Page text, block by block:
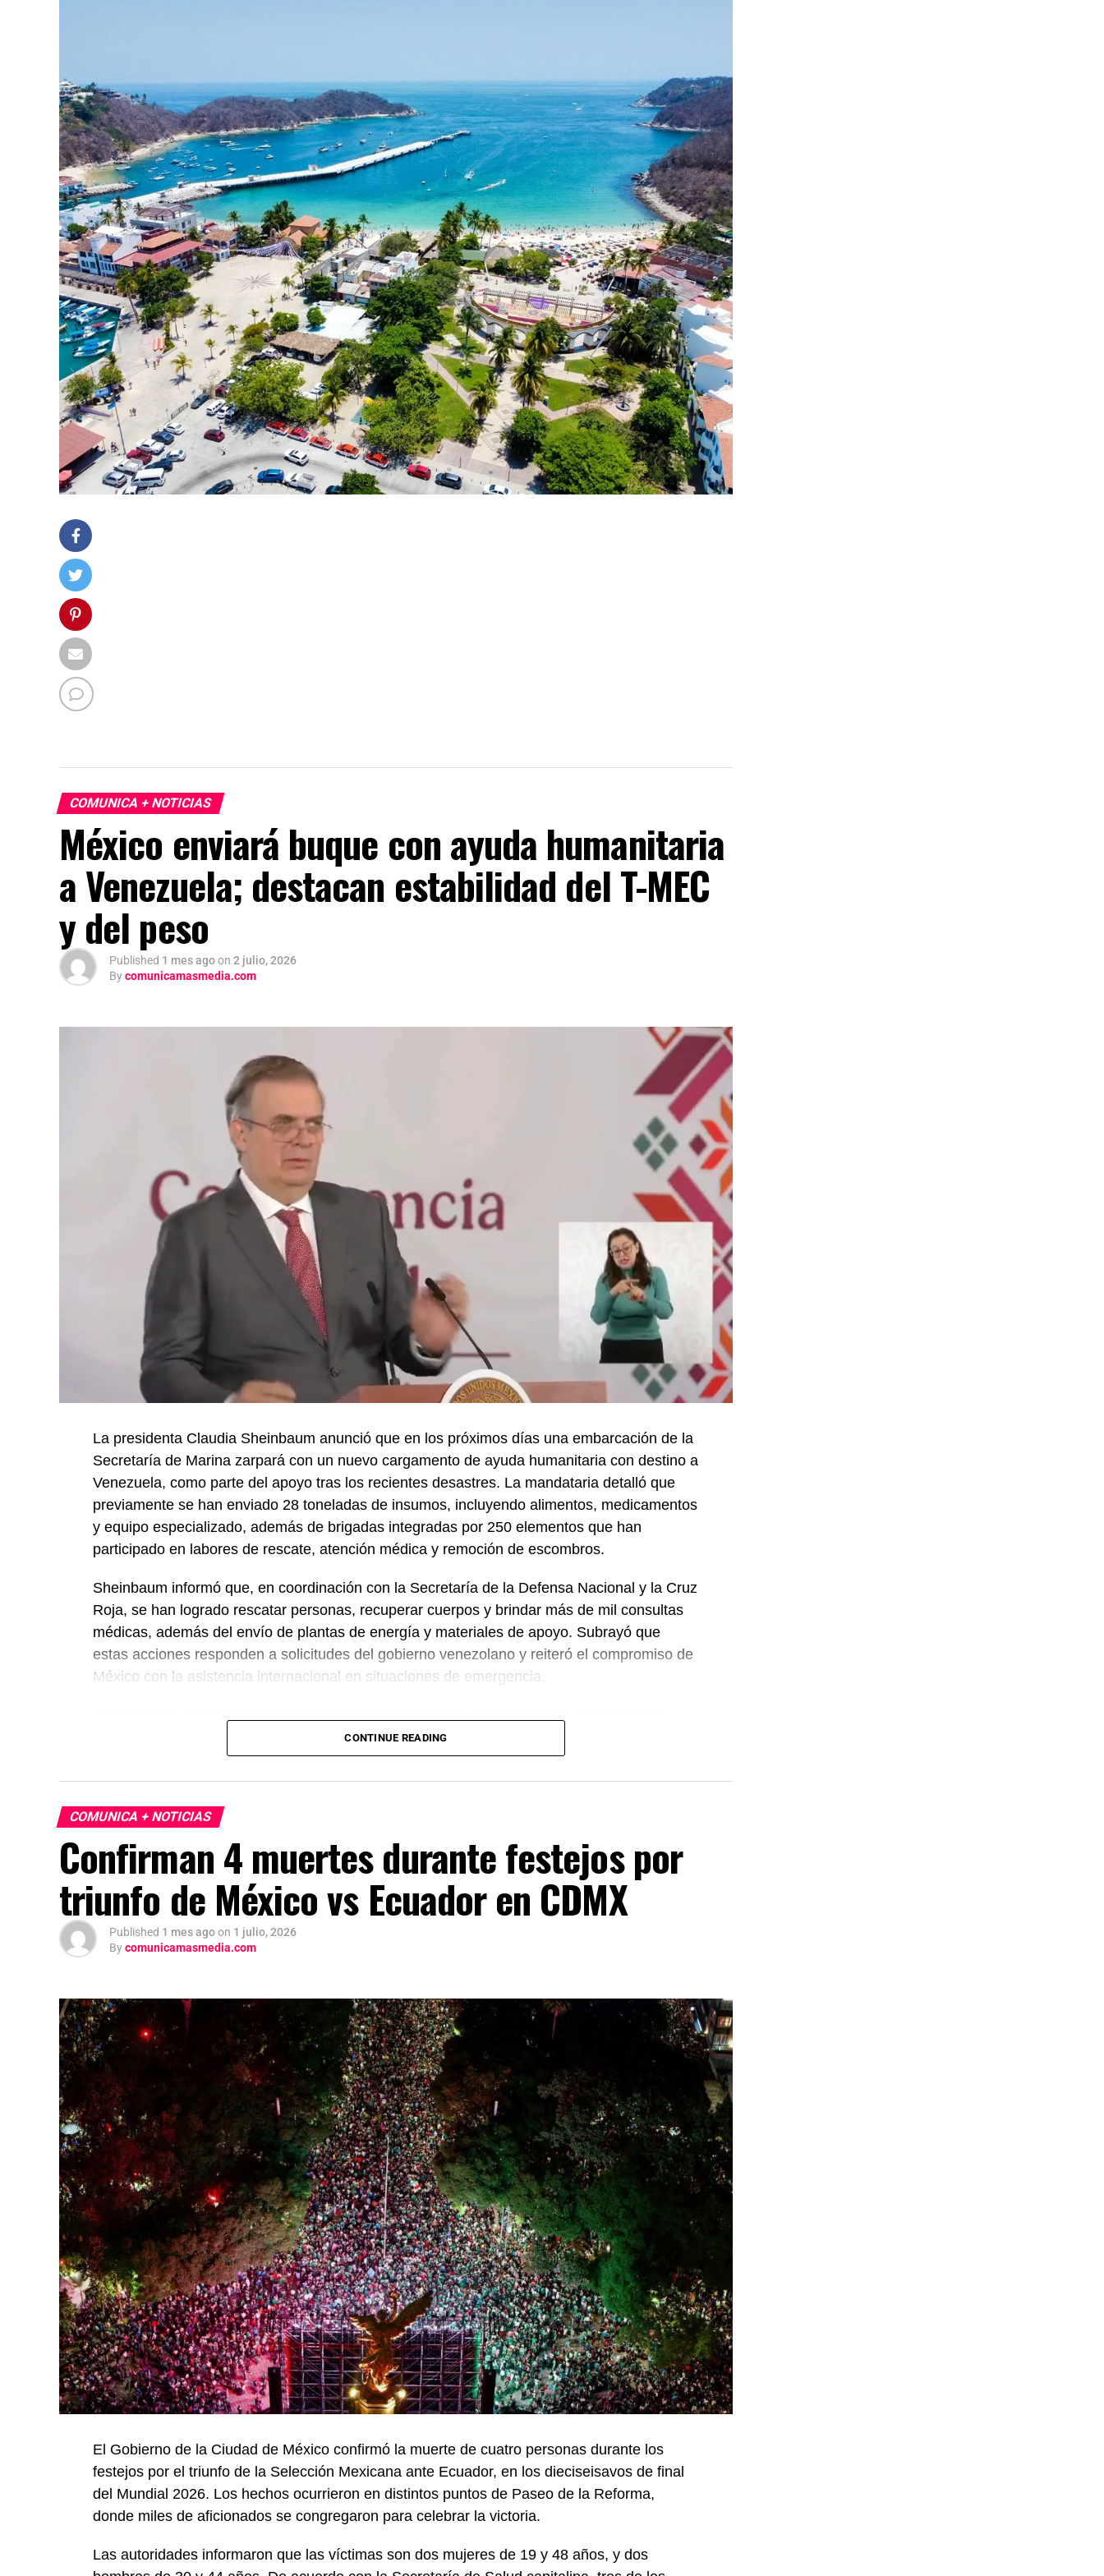
COMUNICA + NOTICIAS
México enviará buque con ayuda humanitaria
a Venezuela; destacan estabilidad del T-MEC
y del peso
Published 1 mes agoon 2 julio, 2026
Bycomunicamasmedia.com
La presidenta Claudia Sheinbaum anunció que en los próximos días una embarcación de la
Secretaría de Marina zarpará con un nuevo cargamento de ayuda humanitaria con destino a
Venezuela, como parte del apoyo tras los recientes desastres. La mandataria detalló que
previamente se han enviado 28 toneladas de insumos, incluyendo alimentos, medicamentos
y equipo especializado, además de brigadas integradas por 250 elementos que han
participado en labores de rescate, atención médica y remoción de escombros.
Sheinbaum informó que, en coordinación con la Secretaría de la Defensa Nacional y la Cruz
Roja, se han logrado rescatar personas, recuperar cuerpos y brindar más de mil consultas
médicas, además del envío de plantas de energía y materiales de apoyo. Subrayó que
estas acciones responden a solicitudes del gobierno venezolano y reiteró el compromiso de
México con la asistencia internacional en situaciones de emergencia.
México, Estados Unidos y Canadá (T-MEC) se mantiene sin cambios y continúa ofreciendo
certidumbre a inversionistas, pese a los procesos de revisión previstos. Por su parte, la
presidenta afirmó que el peso mexicano se mantiene estable frente al dólar y reiteró que el
país es seguro para visitantes, tras los recientes incidentes registrados durante
celebraciones en la capital.
CONTINUE READING
COMUNICA + NOTICIAS
Confirman 4 muertes durante festejos por
triunfo de México vs Ecuador en CDMX
Published 1 mes agoon 1 julio, 2026
Bycomunicamasmedia.com
El Gobierno de la Ciudad de México confirmó la muerte de cuatro personas durante los
festejos por el triunfo de la Selección Mexicana ante Ecuador, en los dieciseisavos de final
del Mundial 2026. Los hechos ocurrieron en distintos puntos de Paseo de la Reforma,
donde miles de aficionados se congregaron para celebrar la victoria.
Las autoridades informaron que las víctimas son dos mujeres de 19 y 48 años, y dos